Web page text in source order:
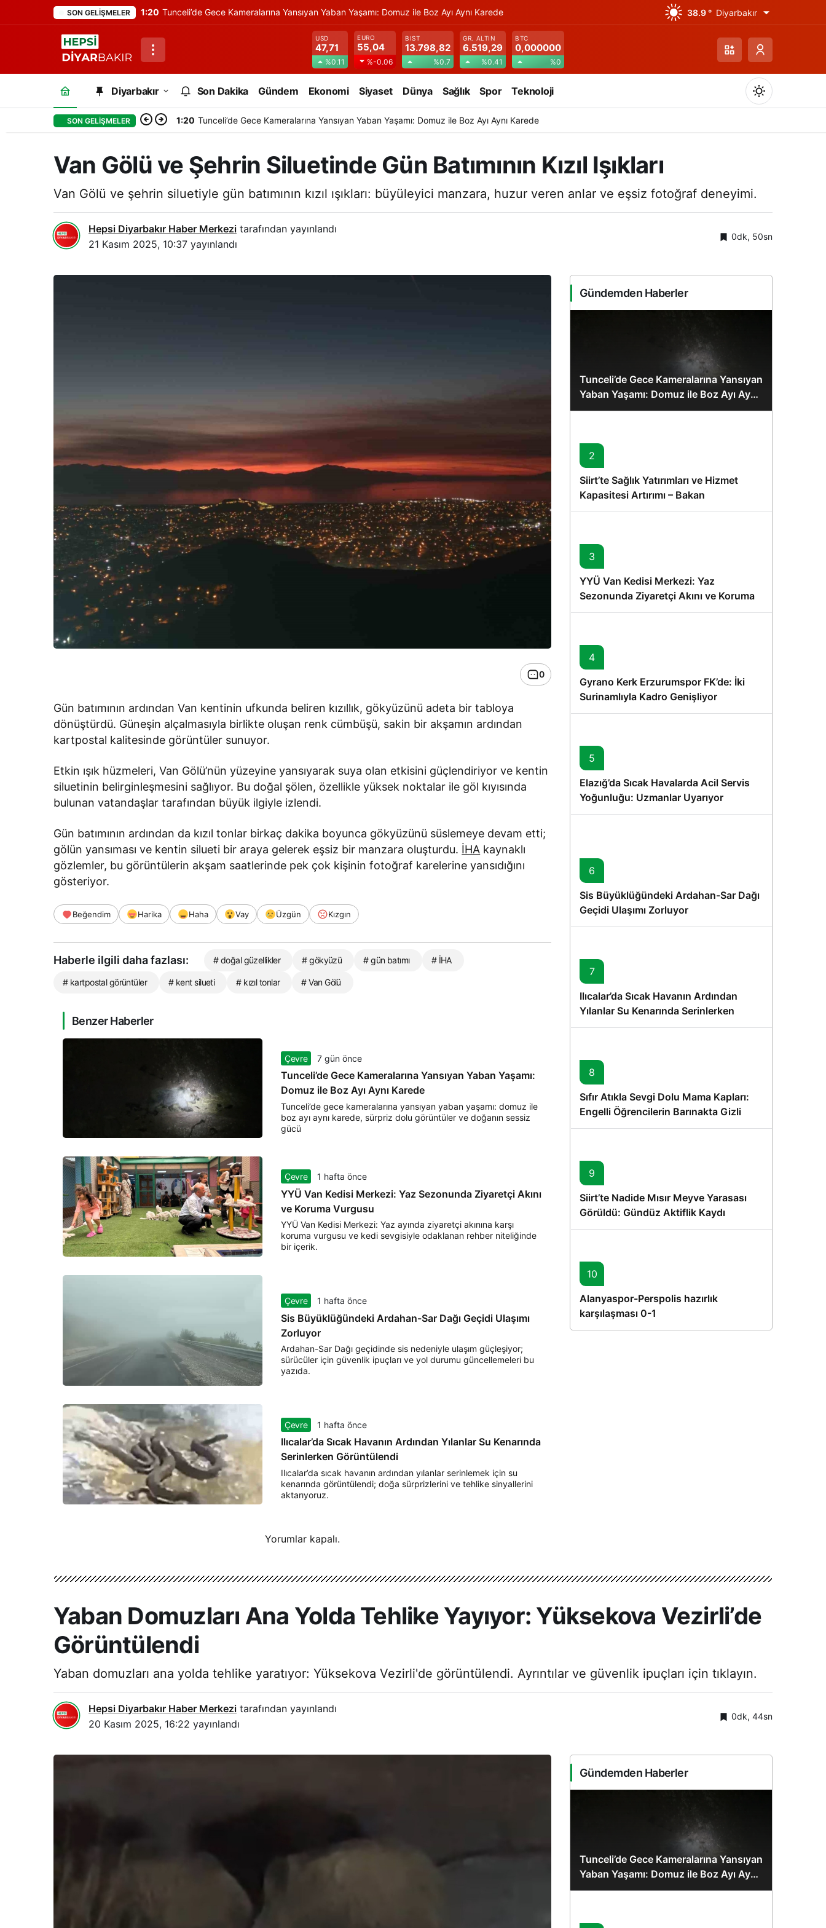
SON GELIŞMELER 1:20 Tunceli’de Gece Kameralarına Yansıyan Yaban Yaşamı: Domuz ile Boz Ayı Aynı Karede 38.9 ° Diyarbakır
USD
47,71
%0.11
EURO
55,04
%-0.06
BIST
13.798,82
%0.7
GR. ALTIN
6.519,29
%0.41
BTC
0,000000
%0
Diyarbakır Son Dakika Gündem Ekonomi Siyaset Dünya Sağlık Spor Teknoloji
Gündüz Modu
Gündüz modunu seçin.
Sistem Modu
Sistem modunu seçin.
SON GELIŞMELER 1:20 Tunceli’de Gece Kameralarına Yansıyan Yaban Yaşamı: Domuz ile Boz Ayı Aynı Karede
Van Gölü ve Şehrin Siluetinde Gün Batımının Kızıl Işıkları
Van Gölü ve şehrin siluetiyle gün batımının kızıl ışıkları: büyüleyici manzara, huzur veren anlar ve eşsiz fotoğraf deneyimi.
Hepsi Diyarbakır Haber Merkezi tarafından yayınlandı
21 Kasım 2025, 10:37 yayınlandı
0dk, 50sn
0
Gün batımının ardından Van kentinin ufkunda beliren kızıllık, gökyüzünü adeta bir tabloya
dönüştürdü. Güneşin alçalmasıyla birlikte oluşan renk cümbüşü, sakin bir akşamın ardından
kartpostal kalitesinde görüntüler sunuyor.
Etkin ışık hüzmeleri, Van Gölü’nün yüzeyine yansıyarak suya olan etkisini güçlendiriyor ve kentin
siluetinin belirginleşmesini sağlıyor. Bu doğal şölen, özellikle yüksek noktalar ile göl kıyısında
bulunan vatandaşlar tarafından büyük ilgiyle izlendi.
Gün batımının ardından da kızıl tonlar birkaç dakika boyunca gökyüzünü süslemeye devam etti;
gölün yansıması ve kentin silueti bir araya gelerek eşsiz bir manzara oluşturdu. İHA kaynaklı
gözlemler, bu görüntülerin akşam saatlerinde pek çok kişinin fotoğraf karelerine yansıdığını
gösteriyor.
Beğendim Harika Haha Vay Üzgün Kızgın
Haberle ilgili daha fazlası: # doğal güzellikler # gökyüzü # gün batımı # İHA
# kartpostal görüntüler # kent silueti # kızıl tonlar # Van Gölü
Benzer Haberler
Çevre 7 gün önce
Tunceli’de Gece Kameralarına Yansıyan Yaban Yaşamı:
Domuz ile Boz Ayı Aynı Karede
Tunceli’de gece kameralarına yansıyan yaban yaşamı: domuz ile
boz ayı aynı karede, sürpriz dolu görüntüler ve doğanın sessiz
gücü
Çevre 1 hafta önce
YYÜ Van Kedisi Merkezi: Yaz Sezonunda Ziyaretçi Akını
ve Koruma Vurgusu
YYÜ Van Kedisi Merkezi: Yaz ayında ziyaretçi akınına karşı
koruma vurgusu ve kedi sevgisiyle odaklanan rehber niteliğinde
bir içerik.
Çevre 1 hafta önce
Sis Büyüklüğündeki Ardahan-Sar Dağı Geçidi Ulaşımı
Zorluyor
Ardahan-Sar Dağı geçidinde sis nedeniyle ulaşım güçleşiyor;
sürücüler için güvenlik ipuçları ve yol durumu güncellemeleri bu
yazıda.
Çevre 1 hafta önce
Ilıcalar’da Sıcak Havanın Ardından Yılanlar Su Kenarında
Serinlerken Görüntülendi
Ilıcalar’da sıcak havanın ardından yılanlar serinlemek için su
kenarında görüntülendi; doğa sürprizlerini ve tehlike sinyallerini
aktarıyoruz.
Yorumlar kapalı.
Gündemden Haberler
Tunceli’de Gece Kameralarına Yansıyan
Yaban Yaşamı: Domuz ile Boz Ayı Aynı
Karede
2
Siirt’te Sağlık Yatırımları ve Hizmet
Kapasitesi Artırımı – Bakan
Memişoğlu’nun Ziyareti
3
YYÜ Van Kedisi Merkezi: Yaz
Sezonunda Ziyaretçi Akını ve Koruma
Vurgusu
4
Gyrano Kerk Erzurumspor FK’de: İki
Surinamlıyla Kadro Genişliyor
5
Elazığ’da Sıcak Havalarda Acil Servis
Yoğunluğu: Uzmanlar Uyarıyor
6
Sis Büyüklüğündeki Ardahan-Sar Dağı
Geçidi Ulaşımı Zorluyor
7
Ilıcalar’da Sıcak Havanın Ardından
Yılanlar Su Kenarında Serinlerken
Görüntülendi
8
Sıfır Atıkla Sevgi Dolu Mama Kapları:
Engelli Öğrencilerin Barınakta Gizli
Dostları İçin Gönüllü Proje
9
Siirt’te Nadide Mısır Meyve Yarasası
Görüldü: Gündüz Aktiflik Kaydı
10
Alanyaspor-Perspolis hazırlık
karşılaşması 0-1
Yaban Domuzları Ana Yolda Tehlike Yayıyor: Yüksekova Vezirli’de
Görüntülendi
Yaban domuzları ana yolda tehlike yaratıyor: Yüksekova Vezirli'de görüntülendi. Ayrıntılar ve güvenlik ipuçları için tıklayın.
Hepsi Diyarbakır Haber Merkezi tarafından yayınlandı
20 Kasım 2025, 16:22 yayınlandı
0dk, 44sn
Gündemden Haberler
Tunceli’de Gece Kameralarına Yansıyan
Yaban Yaşamı: Domuz ile Boz Ayı Aynı
Karede